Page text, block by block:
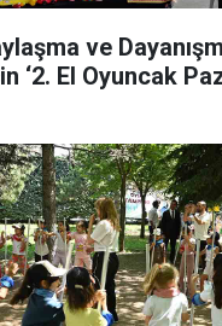
ve
‘2. El Oyuncak